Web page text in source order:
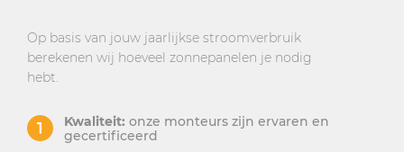
Op basis van jouw jaarlijkse stroomverbruik
berekenen wij hoeveel zonnepanelen je nodig
hebt.
Kwaliteit: onze monteurs zijn ervaren en
gecertificeerd